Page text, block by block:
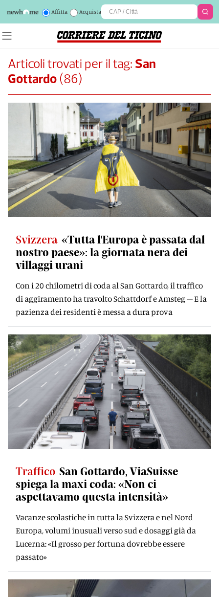
Affitta Acquista
Articoli trovati per il tag: San
Gottardo(86)
Svizzera «Tutta l'Europa è passata dal
nostro paese»: la giornata nera dei
villaggi urani
Con i 20 chilometri di coda al San Gottardo, il traffico
di aggiramento ha travolto Schattdorf e Amsteg – E la
pazienza dei residenti è messa a dura prova
Traffico San Gottardo, ViaSuisse
spiega la maxi coda: «Non ci
aspettavamo questa intensità»
Vacanze scolastiche in tutta la Svizzera e nel Nord
Europa, volumi inusuali verso sud e dosaggi già da
Lucerna: «Il grosso per fortuna dovrebbe essere
passato»